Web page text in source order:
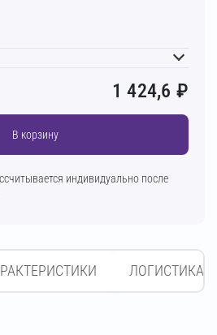
1 424,6 ₽
В корзину
индивидуально после
ЛОГИСТИКА